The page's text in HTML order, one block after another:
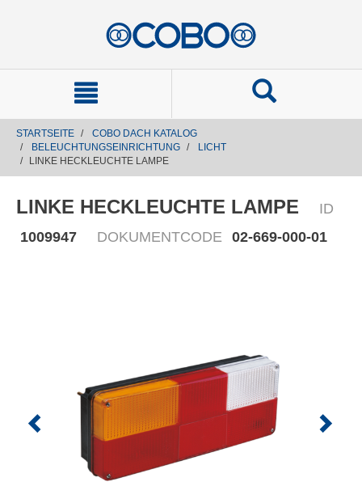
STARTSEITE
COBO DACH KATALOG
BELEUCHTUNGSEINRICHTUNG
LICHT
LINKE HECKLEUCHTE LAMPE
LINKE HECKLEUCHTE LAMPE
ID
1009947
DOKUMENTCODE 02-669-000-01